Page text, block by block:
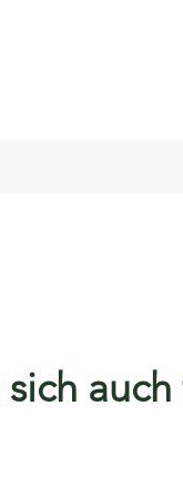
auch